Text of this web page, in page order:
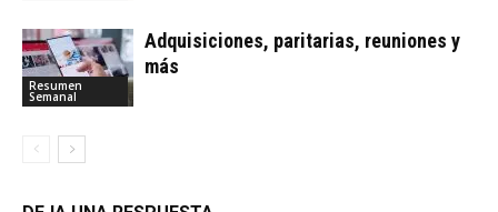
Resumen
Semanal
Adquisiciones, paritarias, reuniones y
más